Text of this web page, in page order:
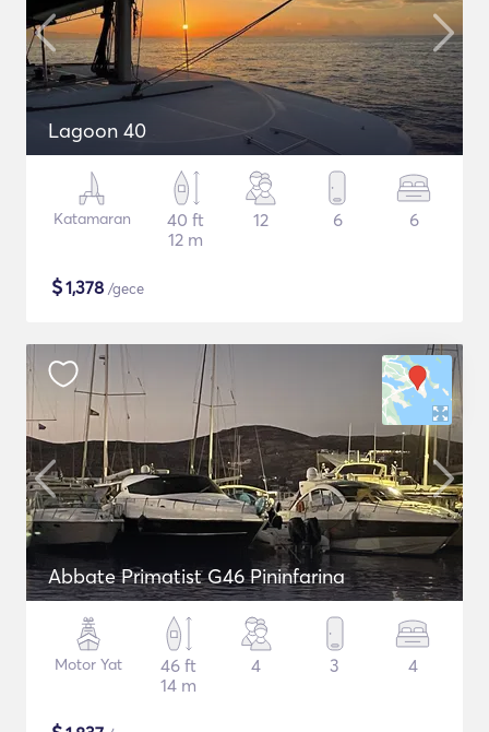
Lagoon 40
Katamaran
40 ft
12 m
12 6 6
$1,378 /gece
Abbate Primatist G46 Pininfarina
Motor Yat
46 ft
14 m
4 3 4